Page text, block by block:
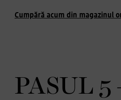
Cumpără acum din magazinul
PASUL 5